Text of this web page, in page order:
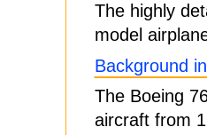
The highly
model
Background
The Boeing
aircraft from